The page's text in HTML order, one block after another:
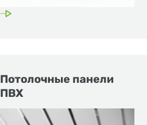
Потолочные панели
ПВХ